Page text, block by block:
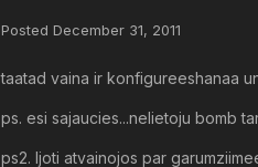
Posted December 31, 2011
taatad vaina ir konfigureeshanaa
ps. esi sajaucies...nelietoju bomb
ps2. ljoti atvainojos par